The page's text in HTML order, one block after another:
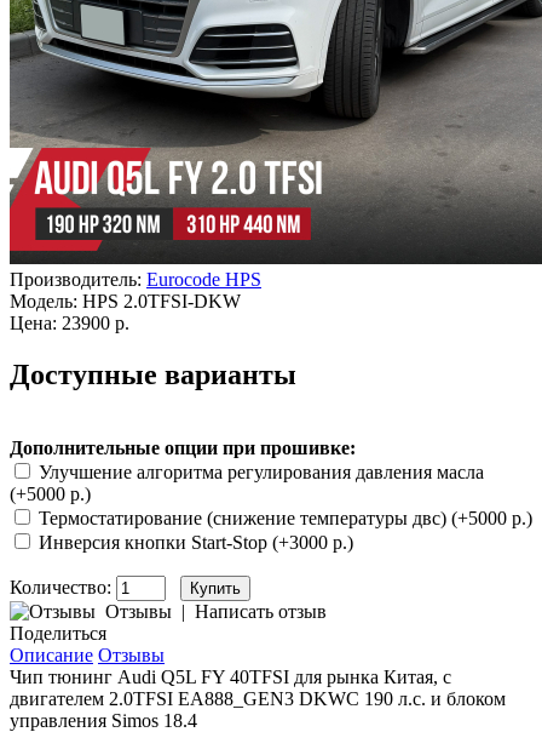
Производитель: Eurocode HPS
Модель: HPS 2.0TFSI-DKW
Цена: 23900 р.
Доступные варианты
Дополнительные опции при прошивке:
Улучшение алгоритма регулирования давления масла
(+5000 р.)
Термостатирование (снижение температуры двс) (+5000 р.)
Инверсия кнопки Start-Stop (+3000 р.)
Количество:
Отзывы | Написать отзыв
Поделиться
Описание Отзывы
Чип тюнинг Audi Q5L FY 40TFSI для рынка Китая, с
двигателем 2.0TFSI EA888_GEN3 DKWC 190 л.с. и блоком
управления Simos 18.4